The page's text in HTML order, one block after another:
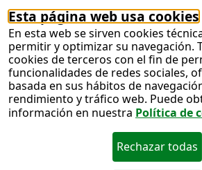
Esta página web usa cookies
En esta web se sirven cookies
permitir y optimizar su navegación.
cookies de terceros con el fin de
funcionalidades de redes sociales,
basada en sus hábitos de
rendimiento y tráfico web. Puede
información en nuestra Política de